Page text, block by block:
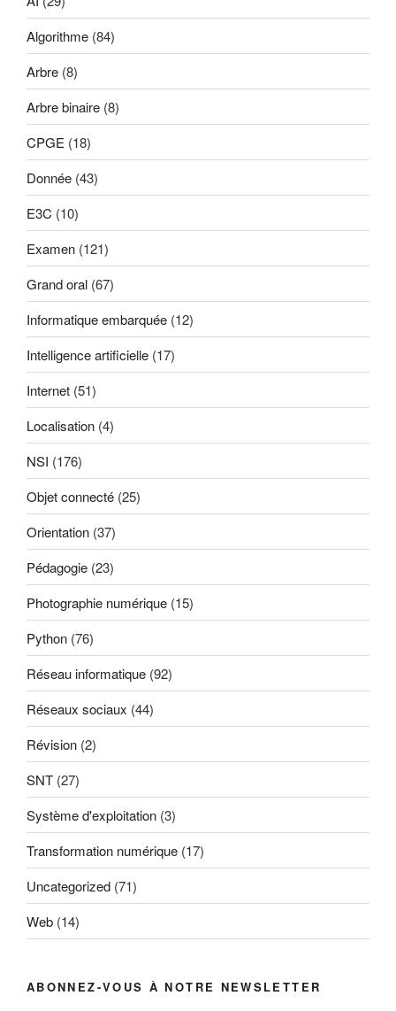
Algorithme (84)
Arbre (8)
Arbre binaire (8)
CPGE (18)
Donnée (43)
E3C (10)
Examen (121)
Grand oral (67)
Informatique embarquée (12)
Intelligence artificielle (17)
Internet (51)
Localisation (4)
NSI (176)
Objet connecté (25)
Orientation (37)
Pédagogie (23)
Photographie numérique (15)
Python (76)
Réseau informatique (92)
Réseaux sociaux (44)
Révision (2)
SNT (27)
Système d'exploitation (3)
Transformation numérique (17)
Uncategorized (71)
Web (14)
ABONNEZ-VOUS À NOTRE NEWSLETTER